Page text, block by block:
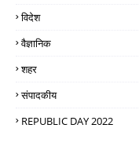
विदेश
वैज्ञानिक
शहर
संपादकीय
REPUBLIC DAY 2022